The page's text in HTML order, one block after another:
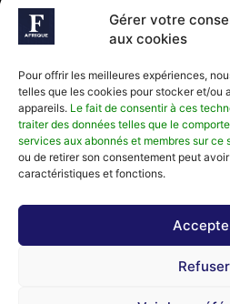
Gérer votre
aux cookies
Pour offrir les meilleures expériences,
telles que les cookies pour stocker et/ou
appareils. Le fait de consentir à ces
traiter des données telles que le
services aux abonnés et membres sur ce
ou de retirer son consentement peut
caractéristiques et fonctions.
Refuser
JOINDRE L'ÉQUIPE
Rédaction
Développement commercial
Communiquer avec Forbes Afrique
Média Kit 2026
Abonnez-vous à la newsletter de
régulièrement nos meilleurs articles